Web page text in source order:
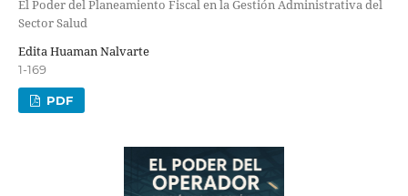
El Poder del Planeamiento Fiscal en la Gestión Administrativa del
Sector Salud
Edita Huaman Nalvarte
1-169
PDF